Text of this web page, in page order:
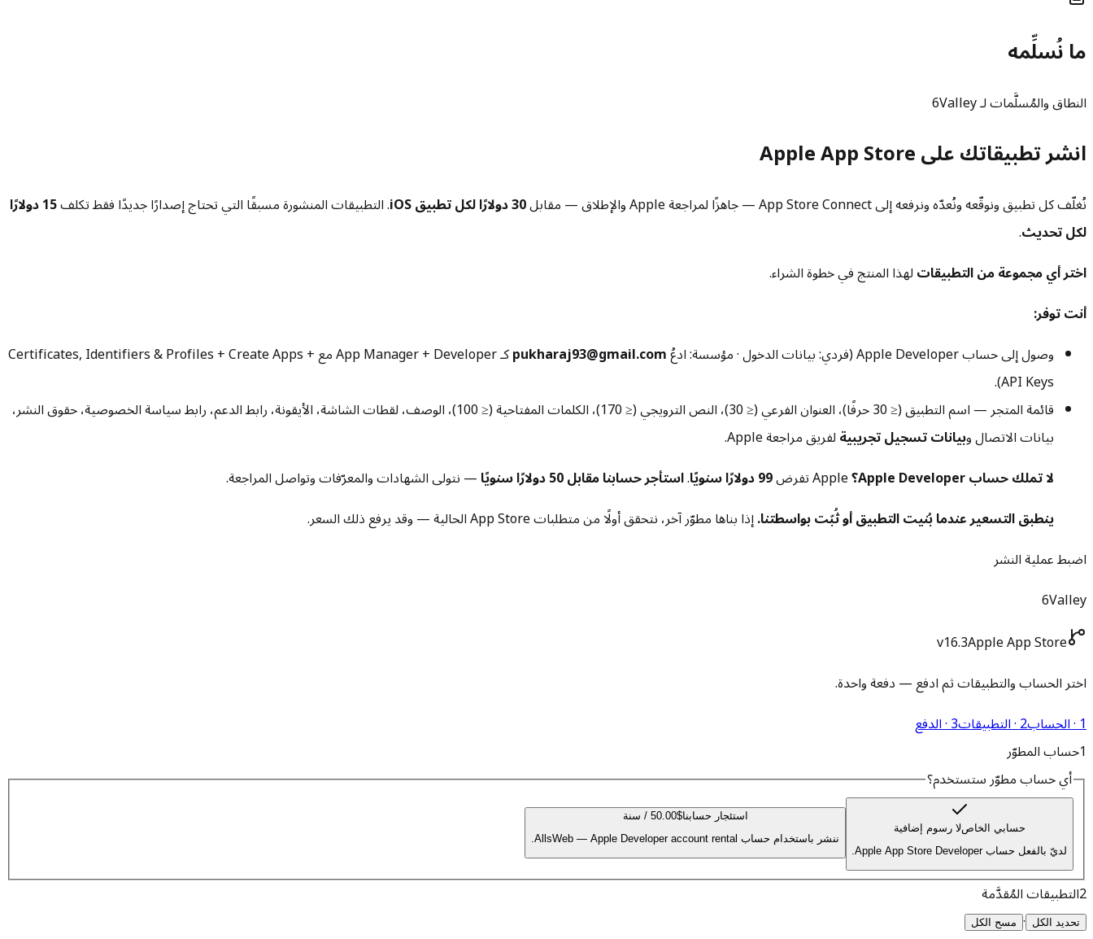
ما نُسلِّمه
النطاق والمُسلَّمات لـ 6Valley
انشر تطبيقاتك على Apple App Store
نُغلّف كل تطبيق ونوقّعه ونُعدّه ونرفعه إلى App Store Connect — جاهزًا لمراجعة Apple والإطلاق — مقابل 30 دولارًا لكل تطبيق iOS . التطبيقات المنشورة مسبقًا التي تحتاج إصدارًا جديدًا فقط تكلف
15 دولارًا
لكل تحديث.
اختر أي مجموعة من التطبيقاتلهذا المنتج في خطوة الشراء.
أنت توفر:
وصول إلى حساب Apple Developer (فردي: بيانات الدخول · مؤسسة: ادعُ
pukharaj93@gmail.com
كـ App Manager + Developer مع Certificates, Identifiers & Profiles + Create Apps +
API Keys).
قائمة المتجر — اسم التطبيق (≤ 30 حرفًا)، العنوان الفرعي (≤ 30)، النص الترويجي (≤ 170)، الكلمات المفتاحية (≤ 100)، الوصف، لقطات الشاشة، الأيقونة، رابط الدعم، رابط سياسة الخصوصية، حقوق النشر،
بيانات الاتصال وبيانات تسجيل تجريبيةلفريق مراجعة Apple.
لا تملك حساب Apple Developer؟
99 دولارًا سنويًا .استأجر حسابنا مقابل 50 دولارًا سنويًا
— نتولى الشهادات والمعرّفات وتواصل المراجعة.
ينطبق التسعير عندما بُنيت التطبيق أو ثُبّت بواسطتنا.إذا بناها مطوّر آخر، نتحقق أولًا من متطلبات App Store الحالية — وقد يرفع ذلك السعر.
اضبط عملية النشر
6Valley
v16.3Apple App Store
اختر الحساب والتطبيقات ثم ادفع — دفعة واحدة.
1 · الحساب
2 · التطبيقات
3 · الدفع
1حساب المطوّر
أي حساب مطوّر ستستخدم؟
حسابي الخاصلا رسوم إضافية
لديّ بالفعل حساب Apple App Store Developer.
استئجار حسابنا$50.00 / سنة
ننشر باستخدام حساب AllsWeb — Apple Developer account rental.
2التطبيقات المُقدَّمة
تحديد الكل · مسح الكل